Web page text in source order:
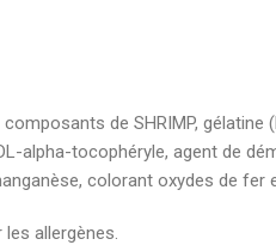
de SHRIMP,
alpha-tocophéryle, agent de
colorant oxydes de
allergènes.